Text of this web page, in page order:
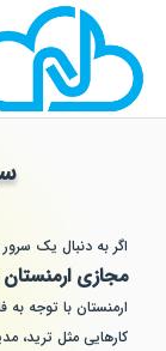
سرور
دنبال یک سرور پایدار و
ارمنستانمی‌تونه
با توجه به فاصله کم
مثل ترید، مدیریت